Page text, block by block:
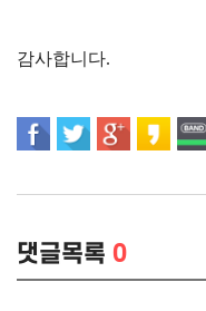
감사합니다.
댓글목록 0